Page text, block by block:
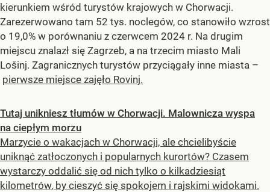
kierunkiem wśród turystów krajowych w Chorwacji.
Zarezerwowano tam 52 tys. noclegów, co stanowiło wzrost
o 19,0% w porównaniu z czerwcem 2024 r. Na drugim
miejscu znalazł się Zagrzeb, a na trzecim miasto Mali
Lošinj. Zagranicznych turystów przyciągały inne miasta –
pierwsze miejsce zajęło Rovinj.
Tutaj unikniesz tłumów w Chorwacji. Malownicza wyspa
na ciepłym morzu
Marzycie o wakacjach w Chorwacji, ale chcielibyście
uniknąć zatłoczonych i popularnych kurortów? Czasem
wystarczy oddalić się od nich tylko o kilkadziesiąt
kilometrów, by cieszyć się spokojem i rajskimi widokami.